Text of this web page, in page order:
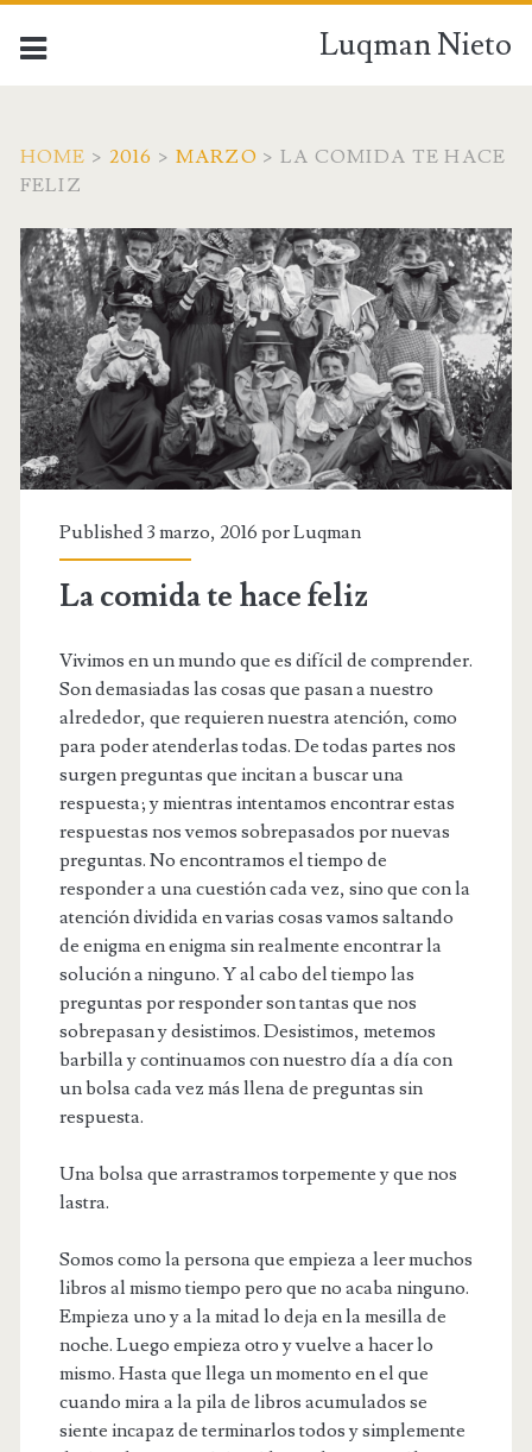
Luqman Nieto
HOME > 2016 > MARZO > LA COMIDA TE HACE
FELIZ
Published 3 marzo, 2016 porLuqman
La comida te hace feliz
Vivimos en un mundo que es difícil de comprender.
Son demasiadas las cosas que pasan a nuestro
alrededor, que requieren nuestra atención, como
para poder atenderlas todas. De todas partes nos
surgen preguntas que incitan a buscar una
respuesta; y mientras intentamos encontrar estas
respuestas nos vemos sobrepasados por nuevas
preguntas. No encontramos el tiempo de
responder a una cuestión cada vez, sino que con la
atención dividida en varias cosas vamos saltando
de enigma en enigma sin realmente encontrar la
solución a ninguno. Y al cabo del tiempo las
preguntas por responder son tantas que nos
sobrepasan y desistimos. Desistimos, metemos
barbilla y continuamos con nuestro día a día con
un bolsa cada vez más llena de preguntas sin
respuesta.
Una bolsa que arrastramos torpemente y que nos
lastra.
Somos como la persona que empieza a leer muchos
libros al mismo tiempo pero que no acaba ninguno.
Empieza uno y a la mitad lo deja en la mesilla de
noche. Luego empieza otro y vuelve a hacer lo
mismo. Hasta que llega un momento en el que
cuando mira a la pila de libros acumulados se
siente incapaz de terminarlos todos y simplemente